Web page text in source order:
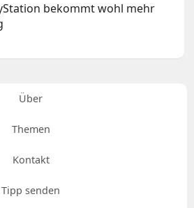
bekommt wohl mehr
Über
Themen
Kontakt
Tipp senden